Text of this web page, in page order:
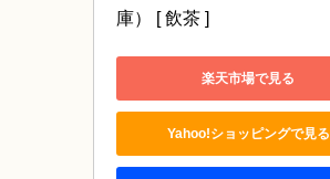
庫） [ 飲茶 ]
楽天市場で見る
Yahoo!ショッピングで見る